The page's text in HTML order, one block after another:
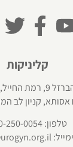
קליניקות
קניון לב המפרץ,
050-250-0054